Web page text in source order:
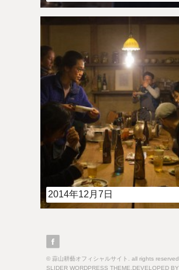
2014年12月7日
© 蒜山耕藝オフィシャルサイト. all rights
SLIDER WORDPRESS THEME.DEVELOPED BY